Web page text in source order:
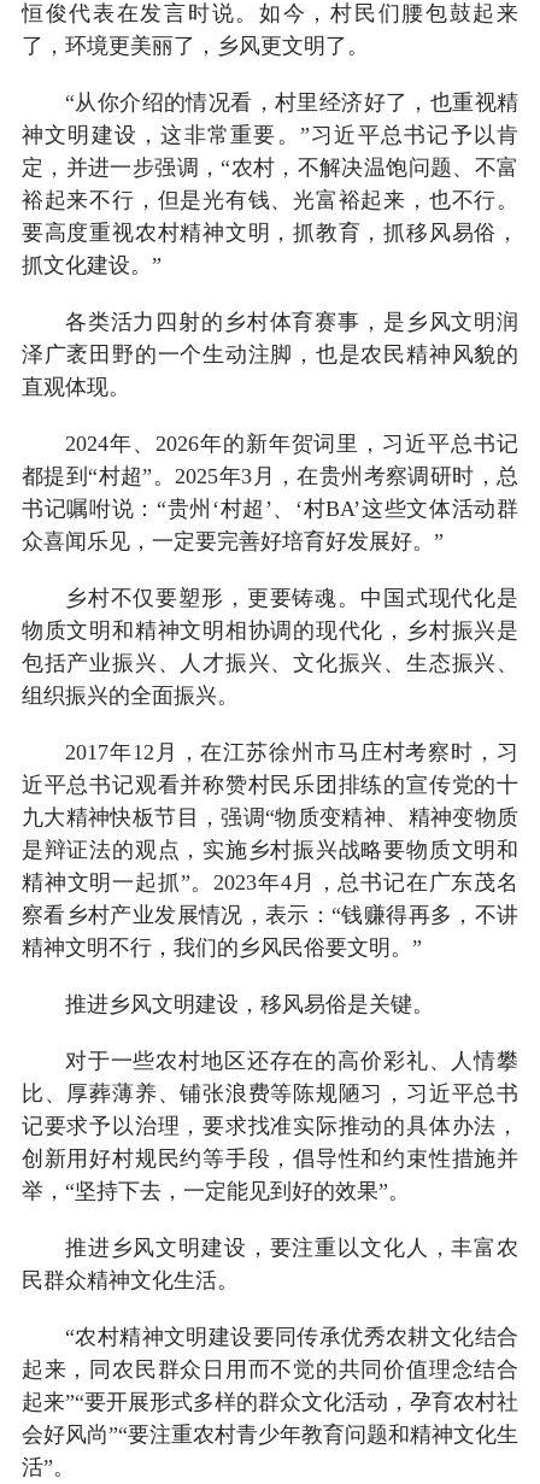
恒俊代表在发言时说。如今，村民们腰包鼓起来
了，环境更美丽了，乡风更文明了。
“从你介绍的情况看，村里经济好了，也重视精
神文明建设，这非常重要。”习近平总书记予以肯
定，并进一步强调，“农村，不解决温饱问题、不富
裕起来不行，但是光有钱、光富裕起来，也不行。
要高度重视农村精神文明，抓教育，抓移风易俗，
抓文化建设。”
各类活力四射的乡村体育赛事，是乡风文明润
泽广袤田野的一个生动注脚，也是农民精神风貌的
直观体现。
2024年、2026年的新年贺词里，习近平总书记
都提到“村超”。2025年3月，在贵州考察调研时，总
书记嘱咐说：“贵州‘村超’、‘村BA’这些文体活动群
众喜闻乐见，一定要完善好培育好发展好。”
乡村不仅要塑形，更要铸魂。中国式现代化是
物质文明和精神文明相协调的现代化，乡村振兴是
包括产业振兴、人才振兴、文化振兴、生态振兴、
组织振兴的全面振兴。
2017年12月，在江苏徐州市马庄村考察时，习
近平总书记观看并称赞村民乐团排练的宣传党的十
九大精神快板节目，强调“物质变精神、精神变物质
是辩证法的观点，实施乡村振兴战略要物质文明和
精神文明一起抓”。2023年4月，总书记在广东茂名
察看乡村产业发展情况，表示：“钱赚得再多，不讲
精神文明不行，我们的乡风民俗要文明。”
推进乡风文明建设，移风易俗是关键。
对于一些农村地区还存在的高价彩礼、人情攀
比、厚葬薄养、铺张浪费等陈规陋习，习近平总书
记要求予以治理，要求找准实际推动的具体办法，
创新用好村规民约等手段，倡导性和约束性措施并
举，“坚持下去，一定能见到好的效果”。
推进乡风文明建设，要注重以文化人，丰富农
民群众精神文化生活。
“农村精神文明建设要同传承优秀农耕文化结合
起来，同农民群众日用而不觉的共同价值理念结合
起来”“要开展形式多样的群众文化活动，孕育农村社
会好风尚”“要注重农村青少年教育问题和精神文化生
活”。